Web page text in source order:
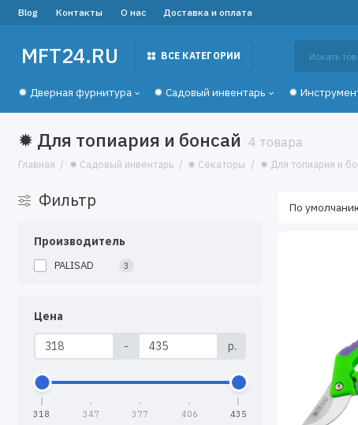
Blog Контакты О нас Доставка и оплата
MFT24.RU ВСЕ КАТЕГОРИИ
✹ Дверная фурнитура ✹ Садовый инвентарь ✹
✹ Для топиария и бонсай 4 товара
Главная ✹ Садовый инвентарь ✹ Секаторы ✹ Для топиария и
Фильтр
Производитель
PALISAD 3
Цена
- р.
318 347 377 406 435